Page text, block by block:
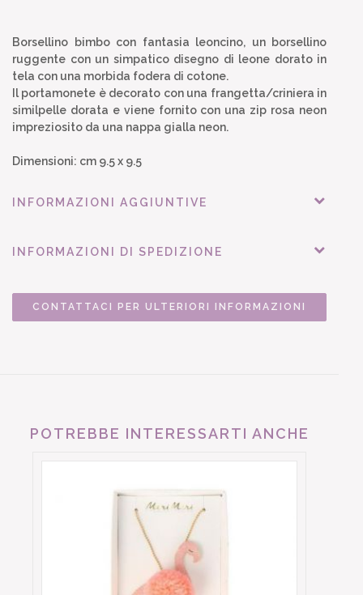
Borsellino bimbo con fantasia leoncino, un borsellino
ruggente con un simpatico disegno di leone dorato in
tela con una morbida fodera di cotone.
Il portamonete è decorato con una frangetta/criniera in
similpelle dorata e viene fornito con una zip rosa neon
impreziosito da una nappa gialla neon.
Dimensioni: cm 9.5 x 9.5
INFORMAZIONI AGGIUNTIVE
INFORMAZIONI DI SPEDIZIONE
CONTATTACI PER ULTERIORI INFORMAZIONI
POTREBBE INTERESSARTI ANCHE